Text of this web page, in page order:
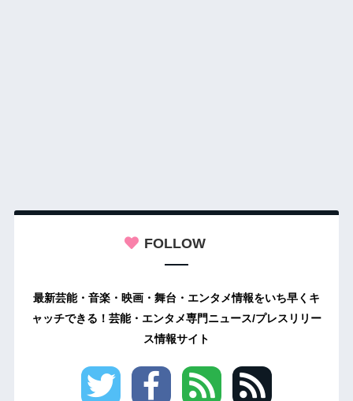
FOLLOW
最新芸能・音楽・映画・舞台・エンタメ情報をいち早くキ
ャッチできる！芸能・エンタメ専門ニュース/プレスリリー
ス情報サイト